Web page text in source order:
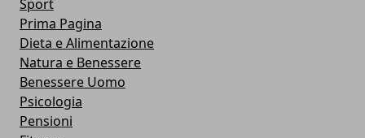
Sport
Prima Pagina
Dieta e Alimentazione
Natura e Benessere
Benessere Uomo
Psicologia
Pensioni